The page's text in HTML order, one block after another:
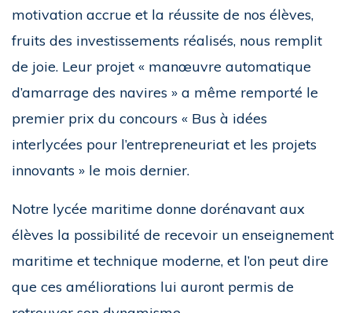
motivation accrue et la réussite de nos élèves,
fruits des investissements réalisés, nous remplit
de joie. Leur projet « manœuvre automatique
d’amarrage des navires » a même remporté le
premier prix du concours « Bus à idées
interlycées pour l’entrepreneuriat et les projets
innovants » le mois dernier.
Notre lycée maritime donne dorénavant aux
élèves la possibilité de recevoir un enseignement
maritime et technique moderne, et l’on peut dire
que ces améliorations lui auront permis de